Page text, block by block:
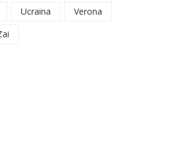
Ucraina
Verona